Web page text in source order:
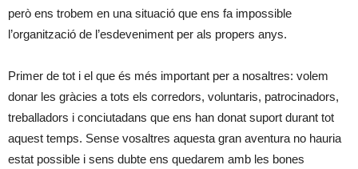
però ens trobem en una situació que ens fa impossible
l’organització de l’esdeveniment per als propers anys.
Primer de tot i el que és més important per a nosaltres: volem
donar les gràcies a tots els corredors, voluntaris, patrocinadors,
treballadors i conciutadans que ens han donat suport durant tot
aquest temps. Sense vosaltres aquesta gran aventura no hauria
estat possible i sens dubte ens quedarem amb les bones